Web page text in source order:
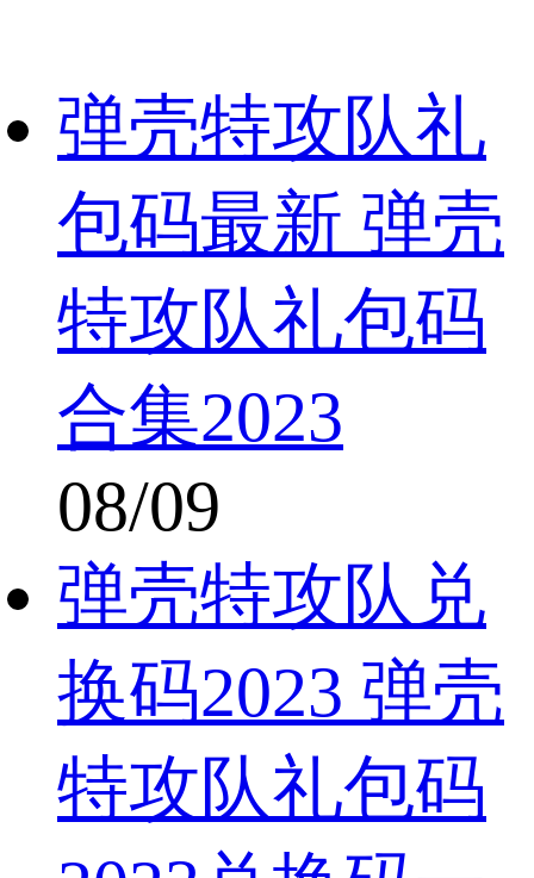
弹壳特攻队礼
包码最新 弹壳
特攻队礼包码
合集2023
08/09
弹壳特攻队兑
换码2023 弹壳
特攻队礼包码